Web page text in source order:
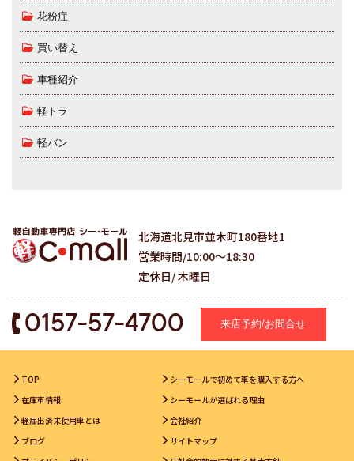
花粉症
買い替え
車種紹介
軽トラ
軽バン
北海道北見市並木町180番地1
営業時間/10:00～18:30
定休日/ 木曜日
0157-57-4700 来店予約/お問合せ
TOP
シーモールで初めて車を購入する方へ
在庫車情報
シーモールが選ばれる理由
軽届出済未使用車とは
会社紹介
ブログ
サイトマップ